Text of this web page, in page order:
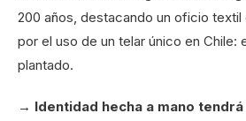
200 años, destacando un oficio
por el uso de un telar único en Chile:
plantado.
→ Identidad hecha a mano